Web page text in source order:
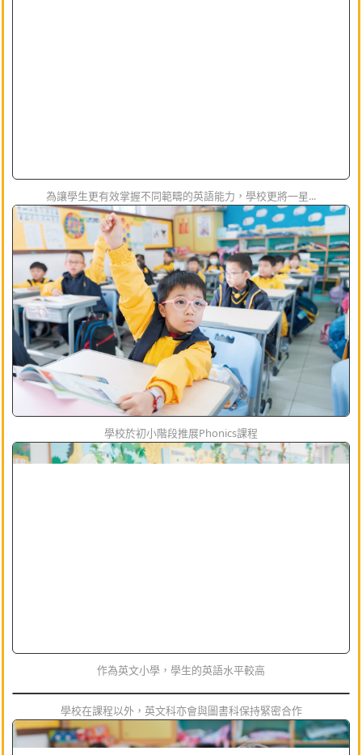
為讓學生更有效掌握不同範疇的英語能力，學校更將一星...
學校於初小階段推展Phonics課程
作為英文小學，學生的英語水平較高
學校在課程以外，英文科亦會與圖書科保持緊密合作